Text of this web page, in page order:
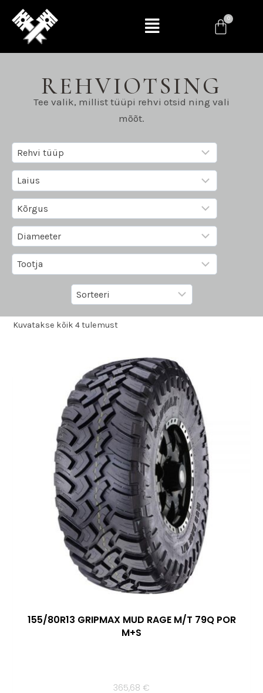
REHVIOTSING
Tee valik, millist tüüpi rehvi otsid ning vali
mõõt.
Kuvatakse kõik 4 tulemust
155/80R13 GRIPMAX MUD RAGE M/T 79Q POR
M+S
365,68 €